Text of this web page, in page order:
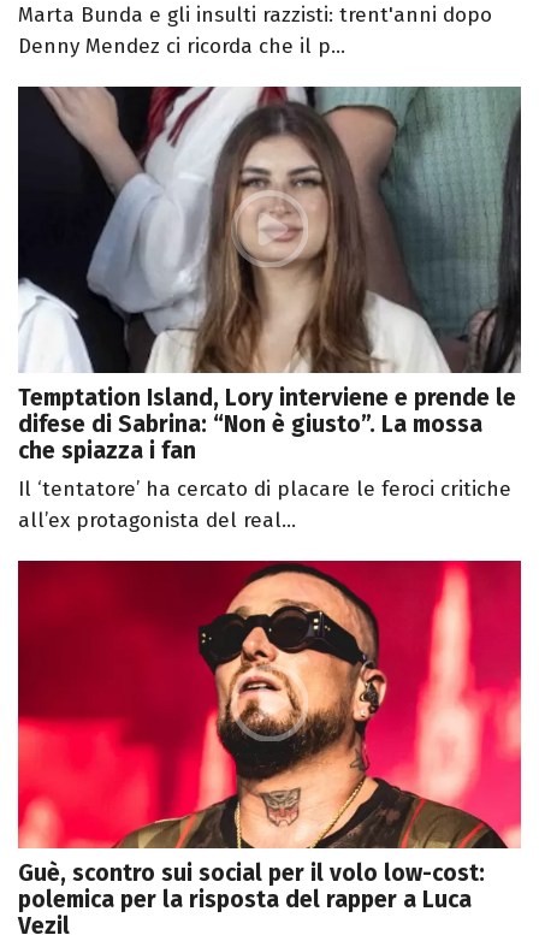
Marta Bunda e gli insulti razzisti: trent'anni dopo
Denny Mendez ci ricorda che il p...
Temptation Island, Lory interviene e prende le
difese di Sabrina: “Non è giusto”. La mossa
che spiazza i fan
Il ‘tentatore’ ha cercato di placare le feroci critiche
all’ex protagonista del real...
Guè, scontro sui social per il volo low-cost:
polemica per la risposta del rapper a Luca
Vezil